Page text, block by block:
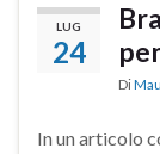
LUG
24
Di
In un articolo